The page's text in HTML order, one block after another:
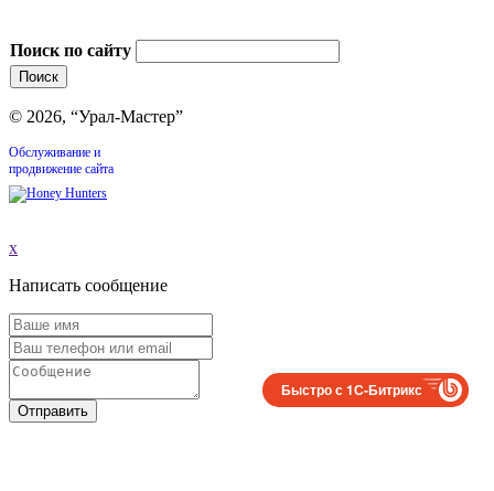
Поиск по сайту
© 2026, “Урал-Мастер”
Обслуживание и
продвижение сайта
x
Написать сообщение
Отправить
Быстро с 1С-Битрикс